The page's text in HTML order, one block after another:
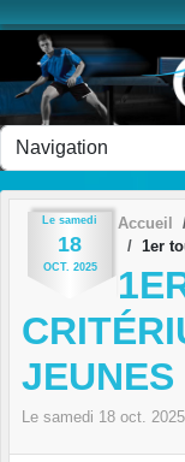
Le samedi
18
OCT. 2025
Accueil
1er
JEUNES
Le samedi 18 oct. 2025